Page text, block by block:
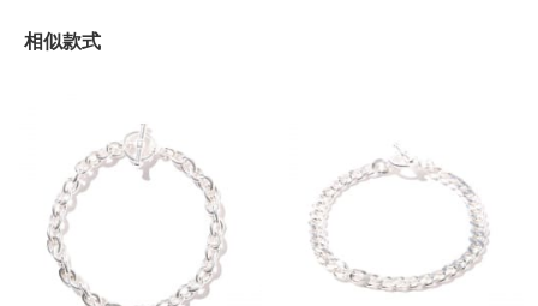
到店詢問時請告知店員下方的商品編號
商品詳細
性別
飾品＞
相似款式